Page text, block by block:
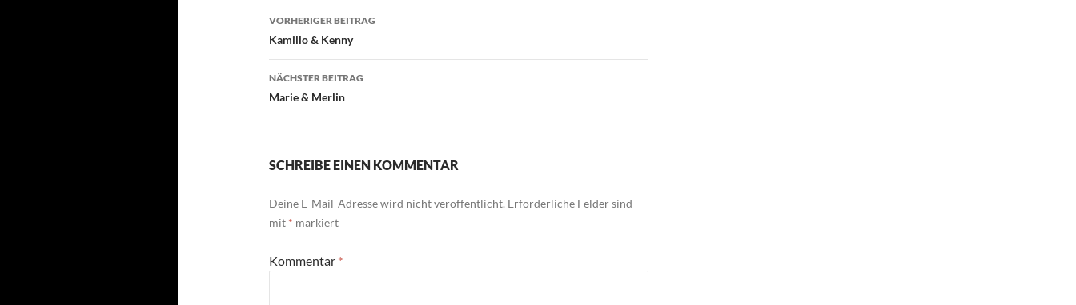
Beitragsnavigation
VORHERIGER BEITRAG
Kamillo & Kenny
NÄCHSTER BEITRAG
Marie & Merlin
SCHREIBE EINEN KOMMENTAR
Deine E-Mail-Adresse wird nicht veröffentlicht. Erforderliche Felder sind
mit * markiert
Kommentar *